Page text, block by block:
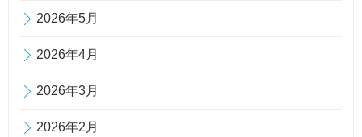
2026年5月
2026年4月
2026年3月
2026年2月